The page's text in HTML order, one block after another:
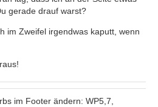
gerade drauf warst?
im Zweifel irgendwas kaputt, wenn
im Footer ändern: WP5,7,